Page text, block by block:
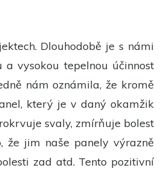
Dlouhodobě je s námi
vysokou tepelnou účinnost
nám oznámila, že kromě
který je v daný okamžik
svaly, zmírňuje bolest
že jim naše panely výrazně
zad atd. Tento pozitivní